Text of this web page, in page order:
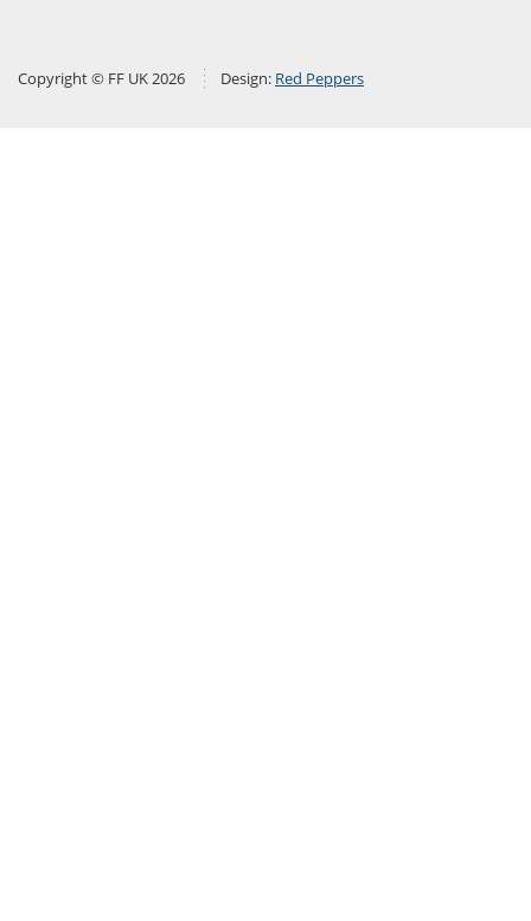
Copyright © FF UK 2026 Design: Red Peppers